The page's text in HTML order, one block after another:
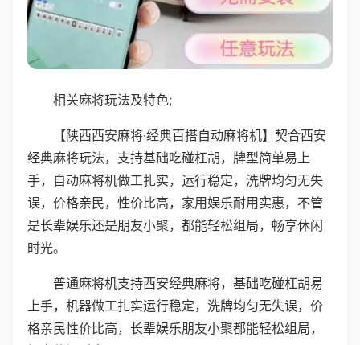
相关麻将玩法及特色;
【陕西西安麻将·经典百搭自动麻将机】契合西安
经典麻将玩法，支持基础吃碰杠胡，牌型简单易上
手，自动麻将机做工扎实，运行稳定，洗牌均匀无失
误，价格亲民，性价比高，家用娱乐耐用实惠，不管
是长辈娱乐还是朋友小聚，都能轻松组局，畅享休闲
时光。
普通麻将机支持西安经典麻将，基础吃碰杠胡易
上手，机器做工扎实运行稳定，洗牌均匀无失误，价
格亲民性价比高，长辈娱乐朋友小聚都能轻松组局，